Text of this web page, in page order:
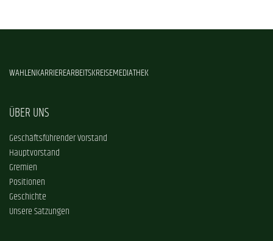
WAHLENKARRIEREARBEITSKREISEMEDIATHEK
ÜBER UNS
Geschäftsführender Vorstand
Hauptvorstand
Gremien
Positionen
Geschichte
Unsere Satzungen